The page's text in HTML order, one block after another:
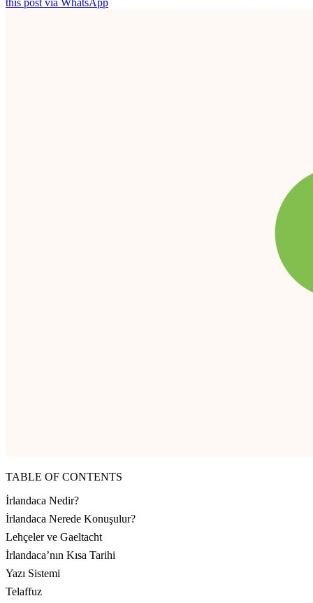
this post via WhatsApp
TABLE OF CONTENTS
İrlandaca Nedir?
İrlandaca Nerede Konuşulur?
Lehçeler ve Gaeltacht
İrlandaca’nın Kısa Tarihi
Yazı Sistemi
Telaffuz